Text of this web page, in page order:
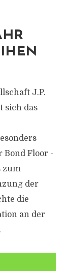
J.P.
sich das
Bond Floor -
zum
der
die
an der